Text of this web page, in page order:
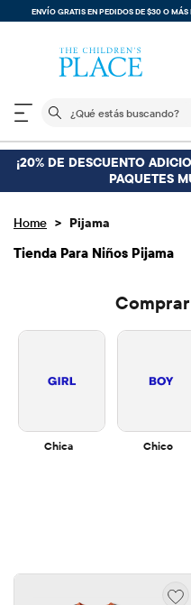
ENVÍO GRATIS EN PEDIDOS DE $30 O MÁS
El siguiente
¡20% DE DESCUENTO
PAQUETES
Home > Pijama
Tienda Para Niños Pijama
Chica Chico